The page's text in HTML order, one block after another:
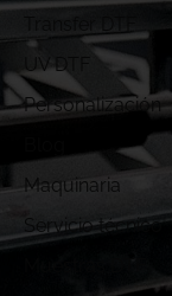
UV DTF
Personalización
Maquinaria
Servicio técnico